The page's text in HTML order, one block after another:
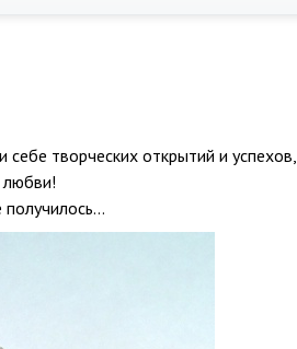
творческих открытий и успехов,